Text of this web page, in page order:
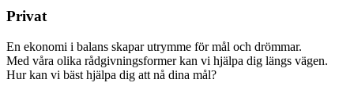
Privat
En ekonomi i balans skapar utrymme för mål och drömmar.
Med våra olika rådgivningsformer kan vi hjälpa dig längs vägen.
Hur kan vi bäst hjälpa dig att nå dina mål?